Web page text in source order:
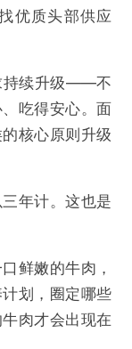
优质头部供应
持续升级——不
吃得安心。面
核心原则升级
年计。这也是
鲜嫩的牛肉，
划，圈定哪些
肉才会出现在